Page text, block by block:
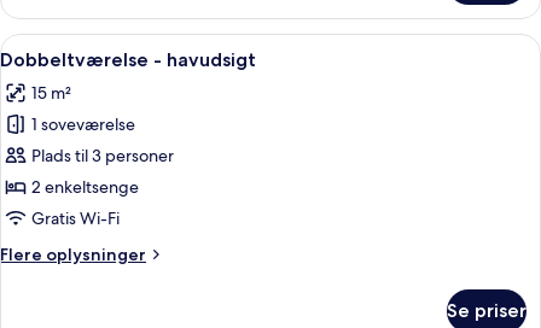
-
bakkeudsigt
Indlæs
alle
billeder
af
Dobbeltværelse
-
havudsigt
Et soveværelse med seng, et
5
Dobbeltværelse - havudsigt
15 m²
1 soveværelse
Plads til 3 personer
2 enkeltsenge
Gratis Wi-Fi
Flere oplysninger
Flere
Se priser